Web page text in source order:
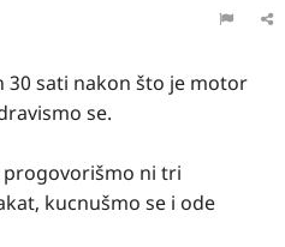
30 sati nakon što je motor
se.
progovorišmo ni tri
kucnušmo se i ode